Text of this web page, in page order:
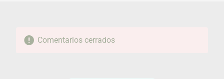
Comentarios cerrados